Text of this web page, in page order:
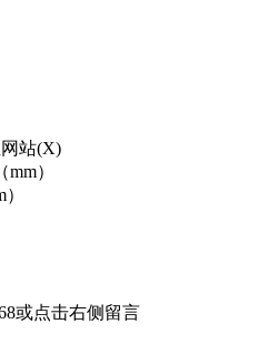
站(X)
mm）
或点击右侧留言